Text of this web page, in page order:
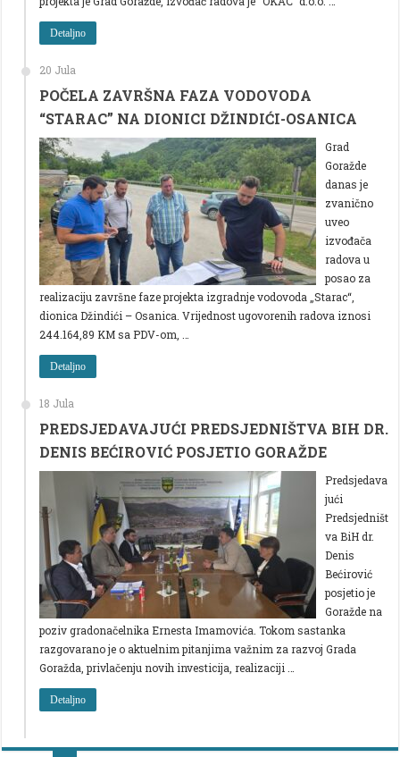
Detaljno
20 Jula
POČELA ZAVRŠNA FAZA VODOVODA
“STARAC” NA DIONICI DŽINDIĆI-OSANICA
Grad
Goražde
danas je
zvanično
uveo
izvođača
radova u
posao za
realizaciju završne faze projekta izgradnje vodovoda „Starac“,
dionica Džindići – Osanica. Vrijednost ugovorenih radova iznosi
244.164,89 KM sa PDV-om, …
Detaljno
18 Jula
PREDSJEDAVAJUĆI PREDSJEDNIŠTVA BIH DR.
DENIS BEĆIROVIĆ POSJETIO GORAŽDE
Predsjedava
jući
Predsjedništ
va BiH dr.
Denis
Bećirović
posjetio je
Goražde na
poziv gradonačelnika Ernesta Imamovića. Tokom sastanka
razgovarano je o aktuelnim pitanjima važnim za razvoj Grada
Goražda, privlačenju novih investicija, realizaciji …
Detaljno